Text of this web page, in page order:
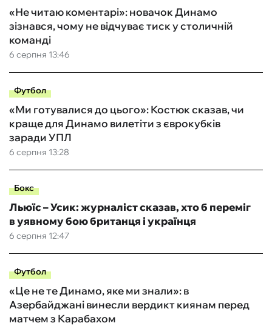
6 серпня 13:46
«Не читаю коментарі»: новачок Динамо
зізнався, чому не відчуває тиск у столичній
команді
Футбол
6 серпня 13:28
«Ми готувалися до цього»: Костюк сказав, чи
краще для Динамо вилетіти з єврокубків
заради УПЛ
Бокс
6 серпня 12:47
Льюїс – Усик: журналіст сказав, хто б переміг
в уявному бою британця і українця
Футбол
«Це не те Динамо, яке ми знали»: в
Азербайджані винесли вердикт киянам перед
матчем з Карабахом